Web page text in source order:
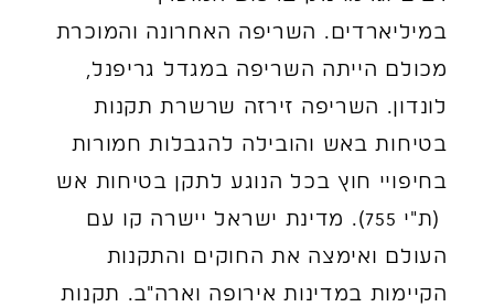
במיליארדים. השריפה האחרונה והמוכרת
מכולם הייתה השריפה במגדל גריפנל,
לונדון. השריפה זירזה שרשרת תקנות
בטיחות באש והובילה להגבלות חמורות
בחיפויי חוץ בכל הנוגע לתקן בטיחות אש
(ת"י 755). מדינת ישראל יישרה קו עם
העולם ואימצה את החוקים והתקנות
הקיימות במדינות אירופה וארה"ב. תקנות